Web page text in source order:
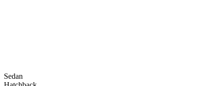
Sedan